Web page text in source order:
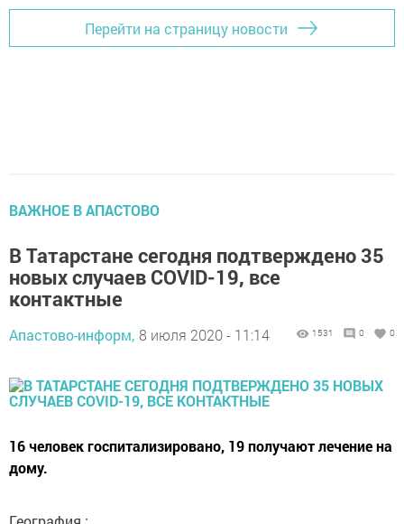
Перейти на страницу новости
ВАЖНОЕ В АПАСТОВО
В Татарстане сегодня подтверждено 35
новых случаев COVID-19, все
контактные
Апастово-информ, 8 июля 2020 - 11:14 1531 0 0
16 человек госпитализировано, 19 получают лечение на
дому.